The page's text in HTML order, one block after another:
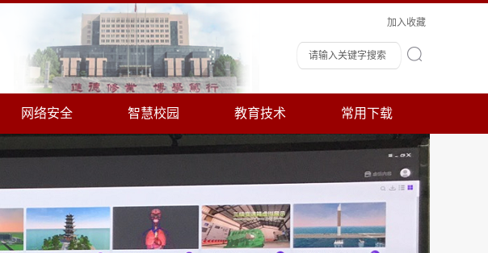
加入收藏
网络安全 智慧校园 教育技术 常用下载